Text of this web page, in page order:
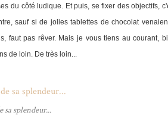
du côté ludique. Et puis, se fixer des objectifs,
sauf si de jolies tablettes de chocolat
faut pas rêver. Mais je vous tiens au courant,
de loin. De très loin...
sa splendeur...